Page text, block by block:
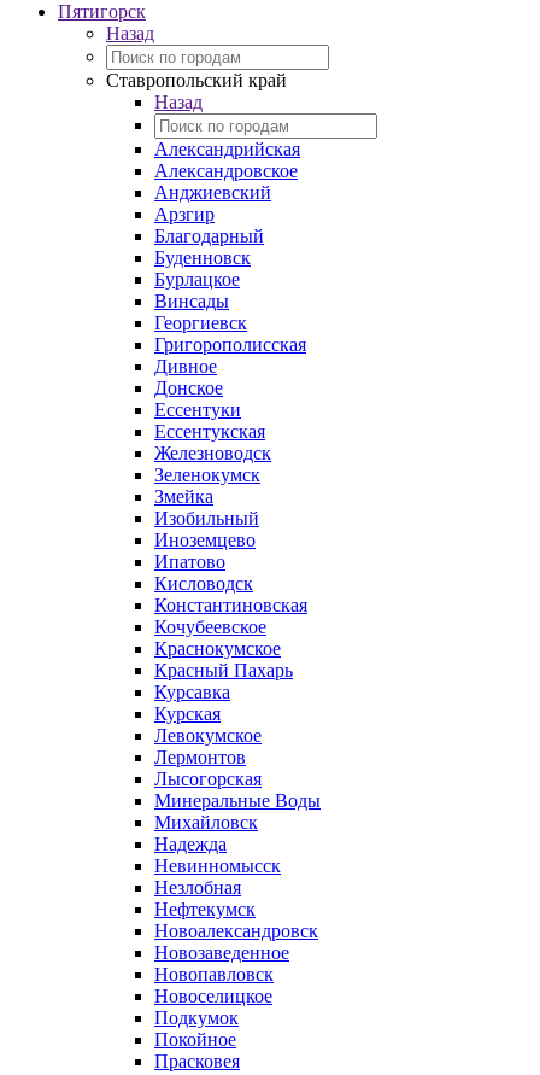
Пятигорск
Назад
Ставропольский край
Назад
Александрийская
Александровское
Анджиевский
Арзгир
Благодарный
Буденновск
Бурлацкое
Винсады
Георгиевск
Григорополисская
Дивное
Донское
Ессентуки
Ессентукская
Железноводск
Зеленокумск
Змейка
Изобильный
Иноземцево
Ипатово
Кисловодск
Константиновская
Кочубеевское
Краснокумское
Красный Пахарь
Курсавка
Курская
Левокумское
Лермонтов
Лысогорская
Минеральные Воды
Михайловск
Надежда
Невинномысск
Незлобная
Нефтекумск
Новоалександровск
Новозаведенное
Новопавловск
Новоселицкое
Подкумок
Покойное
Прасковея